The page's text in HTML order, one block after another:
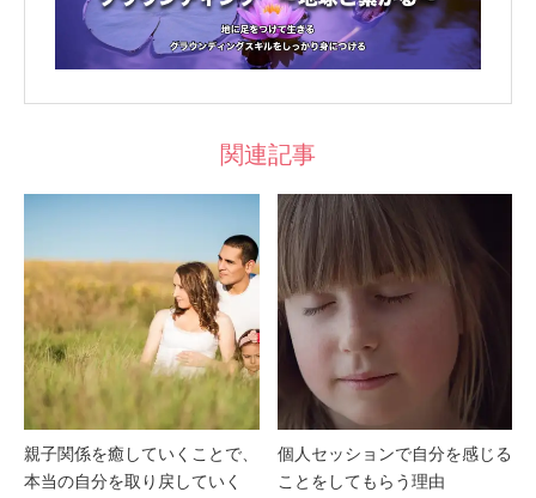
関連記事
親子関係を癒していくことで、
本当の自分を取り戻していく
個人セッションで自分を感じる
ことをしてもらう理由